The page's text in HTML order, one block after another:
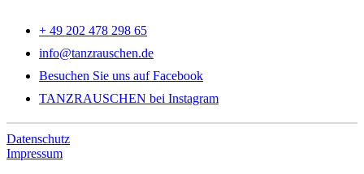
+ 49 202 478 298 65
info@tanzrauschen.de
Besuchen Sie uns auf Facebook
TANZRAUSCHEN bei Instagram
Datenschutz
Impressum